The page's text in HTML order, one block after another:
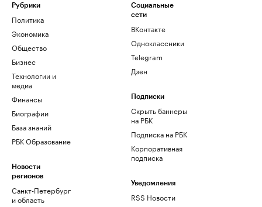
Рубрики
Политика
Экономика
Общество
Бизнес
Технологии и
медиа
Финансы
Биографии
База знаний
РБК Образование
Новости
регионов
Санкт-Петербург
и область
Социальные
сети
ВКонтакте
Одноклассники
Telegram
Дзен
Подписки
Скрыть баннеры
на РБК
Подписка на РБК
Корпоративная
подписка
Уведомления
RSS Новости